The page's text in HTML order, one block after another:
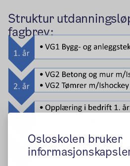
Osloskolen bruker
Struktur
fagbrev: